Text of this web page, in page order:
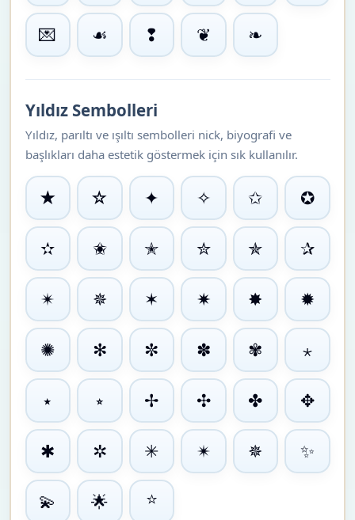
💌 ☙ ❢ ❦ ❧
Yıldız Sembolleri
Yıldız, parıltı ve ışıltı sembolleri nick, biyografi ve
başlıkları daha estetik göstermek için sık kullanılır.
★ ☆ ✦ ✧ ✩ ✪
✫ ✬ ✭ ✮ ✯ ✰
✴ ✵ ✶ ✷ ✸ ✹
✺ ✻ ✼ ✽ ✾ ⋆
⭑ ⭒ ✢ ✣ ✤ ✥
✱ ✲ ✳ ✴ ✵ ✨
💫 🌟 ⭐